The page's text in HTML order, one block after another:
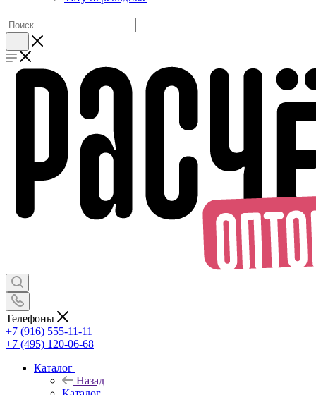
Телефоны
+7 (916) 555-11-11
+7 (495) 120-06-68
Каталог
Назад